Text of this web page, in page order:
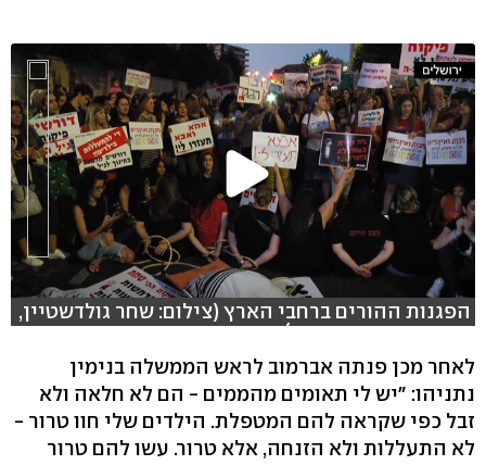
הפגנות ההורים ברחבי הארץ (צילום: שחר גולדשטיין,
עידו ארז, משה מזרחי)
לאחר מכן פנתה אברמוב לראש הממשלה בנימין
נתניהו: "יש לי תאומים מהממים - הם לא חלאה ולא
זבל כפי שקראה להם המטפלת. הילדים שלי חוו טרור -
לא התעללות ולא הזנחה, אלא טרור. עשו להם טרור